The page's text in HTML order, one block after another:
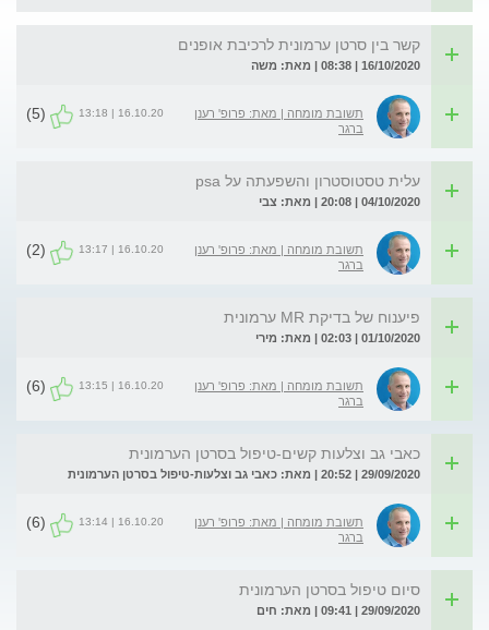
קשר בין סרטן ערמונית לרכיבת אופנים
16/10/2020 | 08:38 | מאת: משה
תשובת מומחה | מאת: פרופ' רענן
ברגר
16.10.20 | 13:18
(5)
עלית טסטוסטרון והשפעתה על psa
04/10/2020 | 20:08 | מאת: צבי
תשובת מומחה | מאת: פרופ' רענן
ברגר
16.10.20 | 13:17
(2)
פיענוח של בדיקת MR ערמונית
01/10/2020 | 02:03 | מאת: מירי
תשובת מומחה | מאת: פרופ' רענן
ברגר
16.10.20 | 13:15
(6)
כאבי גב וצלעות קשים-טיפול בסרטן הערמונית
29/09/2020 | 20:52 | מאת: כאבי גב וצלעות-טיפול בסרטן הערמונית
תשובת מומחה | מאת: פרופ' רענן
ברגר
16.10.20 | 13:14
(6)
סיום טיפול בסרטן הערמונית
29/09/2020 | 09:41 | מאת: חים